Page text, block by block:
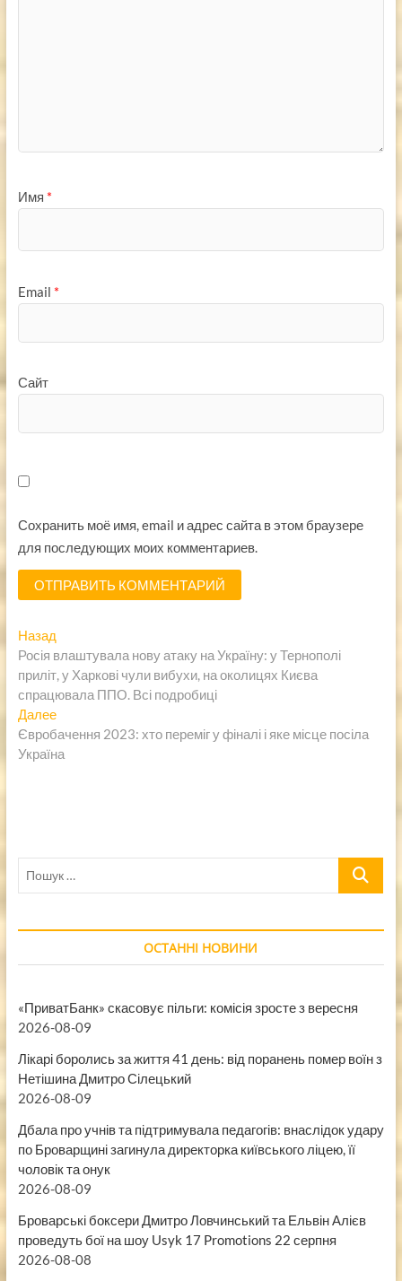
Имя *
Email *
Сайт
Сохранить моё имя, email и адрес сайта в этом браузере
для последующих моих комментариев.
Навигация
по
записям
НазадПредыдущая
запись:
Росія влаштувала нову атаку на Україну: у Тернополі
приліт, у Харкові чули вибухи, на околицях Києва
спрацювала ППО. Всі подробиці
ДалееСледующая
запись:
Євробачення 2023: хто переміг у фіналі і яке місце посіла
Україна
Пошук
ОСТАННІ НОВИНИ
«ПриватБанк» скасовує пільги: комісія зросте з вересня
2026-08-09
Лікарі боролись за життя 41 день: від поранень помер воїн з
Нетішина Дмитро Сілецький
2026-08-09
Дбала про учнів та підтримувала педагогів: внаслідок удару
по Броварщині загинула директорка київського ліцею, її
чоловік та онук
2026-08-09
Броварські боксери Дмитро Ловчинський та Ельвін Алієв
проведуть бої на шоу Usyk 17 Promotions 22 серпня
2026-08-08